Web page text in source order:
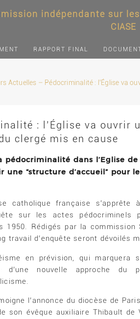
indépendante sur
CIASE
RAPPORT FINAL
Actuelles – Pédocriminalité : l’Église va
: l’Église va ouvrir
clergé mis en cause
dans l’Eglise de
une “structure d’accueil” pour
catholique française
sur les actes pédocriminels
1950. Rédigés par la commission
travail d’enquête seront dévoilés
en prévision, qui marquera
d’une nouvelle approche du
l’annonce du diocèse de
son évêque auxiliaire Thibault